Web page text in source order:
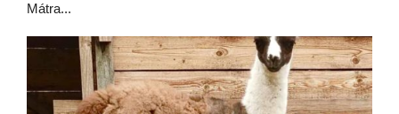
Mátra...